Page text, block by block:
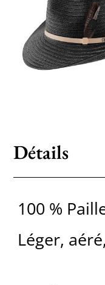
Détails
100 %
Léger,